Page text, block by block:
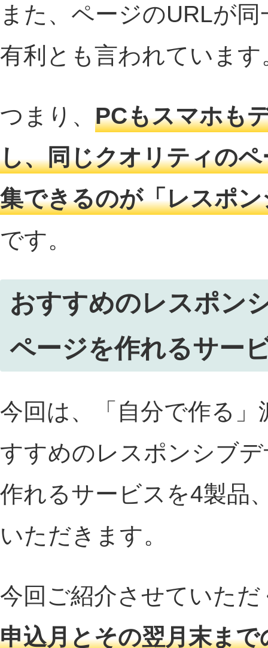
また、ページのURLが
有利とも言われています
つまり、 PCもスマホも
し、同じクオリティの
集できるのが「レスポ
です。
おすすめのレスポン
ページを作れるサー
今回は、「自分で作る」
すすめのレスポンシブ
作れるサービスを4製品
いただきます。
今回ご紹介させていた
申込月とその翌月末まで